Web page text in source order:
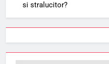
si stralucitor?